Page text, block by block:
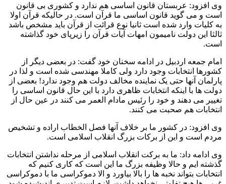
وی افزود: عربستان قانون اساسی هم ندارد و کشوری بی قانون
است و می گوید قانون اساسی ما قرآن است. در حالیکه قرآن اولا
به کلیات وارد شده است ثانیا نوع قرائت از قرآن باید مشخص باشد
ثالثا این دولت نامیمون امهات آیات قرآن را زیرپای خود گذاشته
است.
امام جمعه اردبیل در ادامه سخنان خود گفت: در بعضی دیگر از
کشورها انتخابات وجود دارد ولی کاملا مهندسی شده است و لذا در
پارلمان آنها حتی یک نماینده مخالف دولت هم وجود ندارد! بعضی از
دولت ها با اینکه انتخابات ظاهری دارد با این حال قانون اساسی را
تغییر می دهند و خود را رئیس مادام العمر می کنند در عین حال از
انتخابات هم صحبت می کنند.
وی افزود: در کشور ما بر خلاف آنها فصل الخطاب اراده و تشخیص
مردم است و این از برکات بزرگ انقلاب اسلامی است.
وی ادامه داد: ما به برکت انقلاب اسلامی از مرحله نداشتن انتخابات
گذشته ایم و حالا وظیفه بزرگ ما این است که کاری کنیم که
انتخابات بتواند نخبه ها را بالا بیاورد و الا دموکراسی ما با دموکراسی